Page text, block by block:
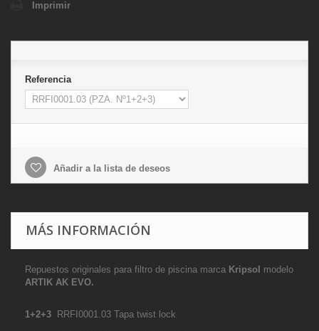
Imprimir
Referencia
Añadir a la lista de deseos
MÁS INFORMACIÓN
Repuestos originales para filtro de piscina marca Kripsol modelo
ARTIK AK EVO.
1+2+3 RRFI0001.03 Tapa twist lock